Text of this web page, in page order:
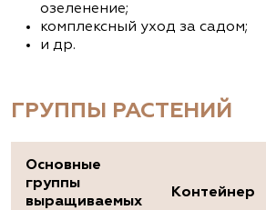
озеленение;
комплексный уход за садом;
и др.
ГРУППЫ РАСТЕНИЙ
Основные
группы
выращиваемых
Контейнер